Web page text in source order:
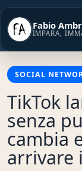
Vai
contenuto
Fabio
IMPARA,
SOCIAL
TikTok
senza
cambia
arrivare